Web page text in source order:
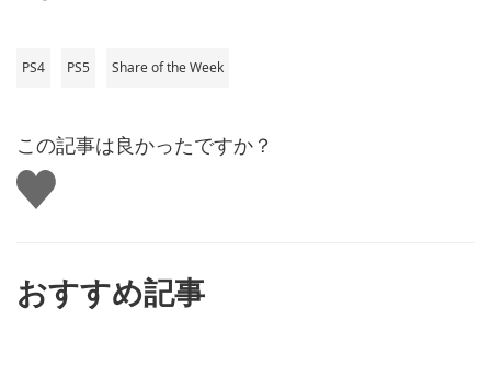
PS4 PS5 Share of the Week
この記事は良かったですか？
い
い
おすすめ記事